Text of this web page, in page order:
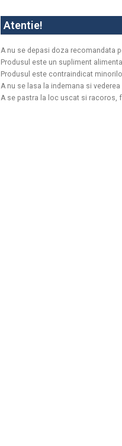
Atentie!
A nu se depasi doza recomandata
Produsul este un supliment
Produsul este contraindicat
A nu se lasa la indemana si
A se pastra la loc uscat si racoros,